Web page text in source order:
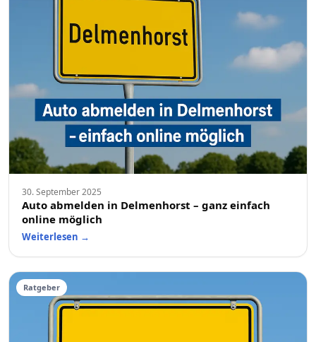
30. September 2025
Auto abmelden in Delmenhorst – ganz einfach
online möglich
Weiterlesen →
Ratgeber